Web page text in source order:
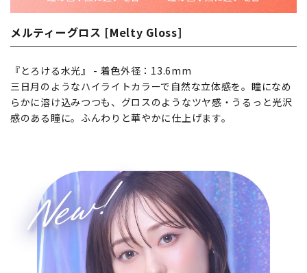
メルティーグロス [Melty Gloss]
『とろける水光』 - 着色外径：13.6mm
三日月のようなハイライトカラーで自然な立体感を。瞳になめ
らかに溶け込みつつも、グロスのようなツヤ感・うるっと光沢
感のある瞳に。ふんわりと華やかに仕上げます。